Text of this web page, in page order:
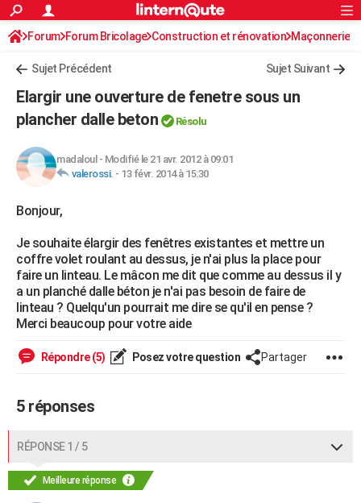
ACTUALITÉS
Politique
Société
Faits Divers
Education
Monde
Villes
+
Programme TV
Streaming
Cinéma
Sorties cinéma
Musique
FINANCE
Retraite
Impôts
Epargne
Immobilier
Risques naturels par ville
Banque
Assurance
Crédit
AUTO
Essais
Réserver un essai
Citadines
Berlines
SUV
Forum auto
+HIGH-TECH
Mobiles
Meilleur smartphone
Internet
Ordinateurs
Jeux vidéo
Guide high-tech
BRICOLAGE
Forum
Aménagement intérieur
Extérieur
Cuisine
Salle de bains
Jardinage
Rangement
WEEK-END
Guides de France
Escapades
Patrimoine
Expositions
Musées
Week-end nature
+LIFESTYLE
Art de vivre
Bien-être
Loisirs
Mode
Modes de vie
SANTE
VOYAGE
GUIDES D'ACHAT
BONS PLANS
CARTE DE VOEUX
Rechercher
S'inscrire
Connexion
Forum Forum Bricolage Construction et rénovation Maçonnerie
Sujet Précédent Sujet Suivant
Elargir une ouverture de fenetre sous un
plancher dalle beton
Résolu
madaloul - Modifié le 21 avr. 2012 à 09:01
valerossi. - 13 févr. 2014 à 15:30
Bonjour,
Je souhaite élargir des fenêtres existantes et mettre un
coffre volet roulant au dessus, je n'ai plus la place pour
faire un linteau. Le mâcon me dit que comme au dessus il y
a un planché dalle béton je n'ai pas besoin de faire de
linteau ? Quelqu'un pourrait me dire se qu'il en pense ?
Merci beaucoup pour votre aide
Répondre (5) Posez votre question Partager
5 réponses
RÉPONSE 1 / 5
Meilleure réponse